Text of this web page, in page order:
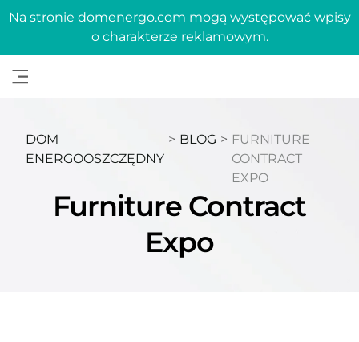
Na stronie domenergo.com mogą występować wpisy
o charakterze reklamowym.
DOM
ENERGOOSZCZĘDNY
> BLOG > FURNITURE
CONTRACT
EXPO
Furniture Contract
Expo